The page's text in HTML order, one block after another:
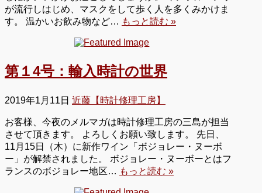
が流行しはじめ、マスクをして歩く人を多くみかけま
す。 温かいお飲み物など… もっと読む »
第１4号：輸入時計の世界
2019年1月11日 近藤【時計修理工房】
お客様、今夜のメルマガは時計修理工房の三島が担当
させて頂きます。 よろしくお願い致します。 先日、
11月15日（木）に新作ワイン「ボジョレー・ヌーボ
ー」が解禁されました。 ボジョレー・ヌーボーとはフ
ランスのボジョレー地区… もっと読む »